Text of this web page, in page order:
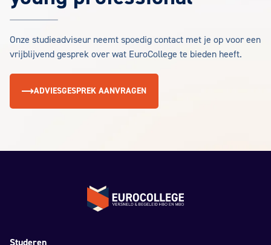
Onze studieadviseur neemt spoedig contact met je op voor een
vrijblijvend gesprek over wat EuroCollege te bieden heeft.
ADVIESGESPREK AANVRAGEN
Terug naar de homepage